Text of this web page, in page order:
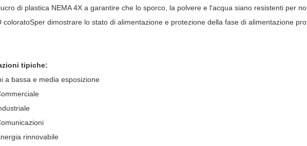
di plastica NEMA 4X a garantire che lo sporco, la polvere e l'acqua siano resistenti per
coloratoSper dimostrare lo stato di alimentazione e protezione della fase di alimentazione
tipiche:
a bassa e media esposizione
rinnovabile